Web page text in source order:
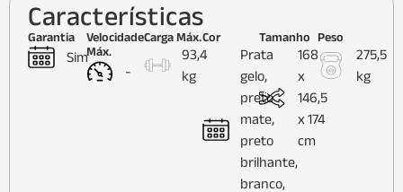
Características
Garantia
Sim
Velocidade
Máx.
-
Carga Máx.
93,4
kg
Cor
Prata
gelo,
preto
mate,
preto
brilhante,
branco,
Tamanho
168
x
146,5
x 174
cm
Peso
275,5
kg